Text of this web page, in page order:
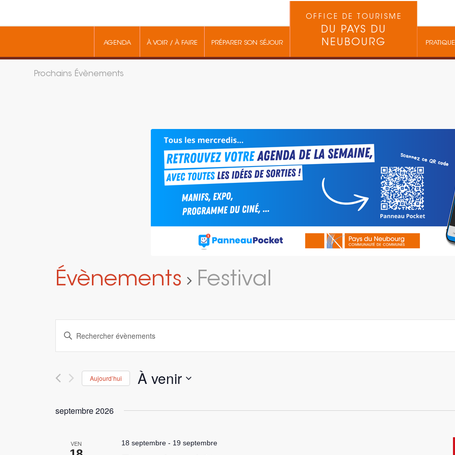
AGENDA À VOIR / À FAIRE PRÉPARER SON SÉJOUR
OFFICE DE TOURISME
DU PAYS DU
NEUBOURG
PRATIQUE
Prochains Évènements
Évènements Festival
et
de
vues
Saisir
Évènements
clé.
Aujourd’hui À venir
septembre 2026
VEN 18 septembre - 19 septembre